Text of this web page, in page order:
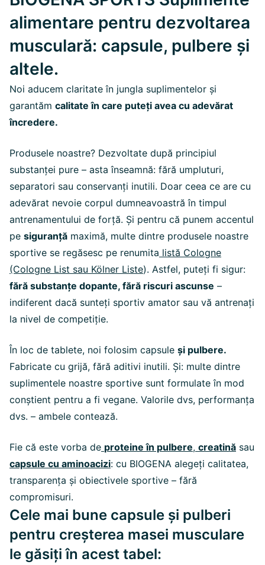
alimentare pentru dezvoltarea
musculară: capsule, pulbere și
altele.
Noi aducem claritate în jungla suplimentelor și
garantăm calitate în care puteți avea cu adevărat
încredere.
Produsele noastre? Dezvoltate după principiul
substanței pure – asta înseamnă: fără umpluturi,
separatori sau conservanți inutili. Doar ceea ce are cu
adevărat nevoie corpul dumneavoastră în timpul
antrenamentului de forță. Și pentru că punem accentul
pe siguranță maximă, multe dintre produsele noastre
sportive se regăsesc pe renumita listă Cologne
(Cologne List sau Kölner Liste). Astfel, puteți fi sigur:
fără substanțe dopante, fără riscuri ascunse –
indiferent dacă sunteți sportiv amator sau vă antrenați
la nivel de competiție.
În loc de tablete, noi folosim capsule și pulbere.
Fabricate cu grijă, fără aditivi inutili. Și: multe dintre
suplimentele noastre sportive sunt formulate în mod
conștient pentru a fi vegane. Valorile dvs, performanța
dvs. – ambele contează.
Fie că este vorba de proteine în pulbere, creatină sau
capsule cu aminoacizi: cu BIOGENA alegeți calitatea,
transparența și obiectivele sportive – fără
compromisuri.
Cele mai bune capsule și pulberi
pentru creșterea masei musculare
le găsiți în acest tabel: